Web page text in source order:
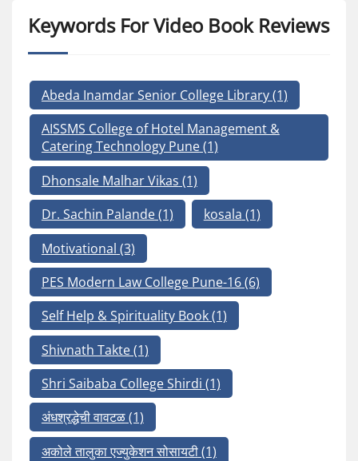
Keywords For Video Book Reviews
Abeda Inamdar Senior College Library(1)
AISSMS College of Hotel Management &
Catering Technology Pune(1)
Dhonsale Malhar Vikas (1)
Dr. Sachin Palande(1) kosala (1)
Motivational (3)
PES Modern Law College Pune-16(6)
Self Help & Spirituality Book(1)
Shivnath Takte(1)
Shri Saibaba College Shirdi (1)
अंधश्रद्धेची वावटळ(1)
अकोले तालुका एज्युकेशन सोसायटी(1)